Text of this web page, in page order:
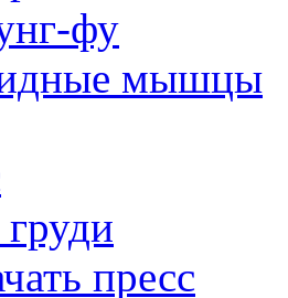
фу
мышцы
пресс